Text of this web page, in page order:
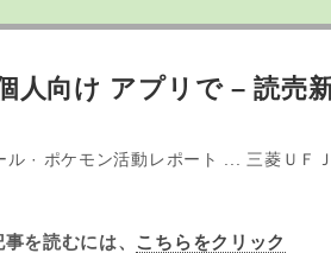
人向け アプリ で – 読売
· ポケモン活動レポート ... 三菱ＵＦ
事を読むには、 こちらをクリック